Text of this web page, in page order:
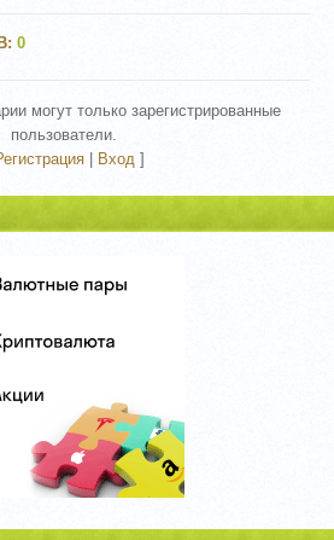
:0
могут только зарегистрированные
пользователи.
| Вход ]